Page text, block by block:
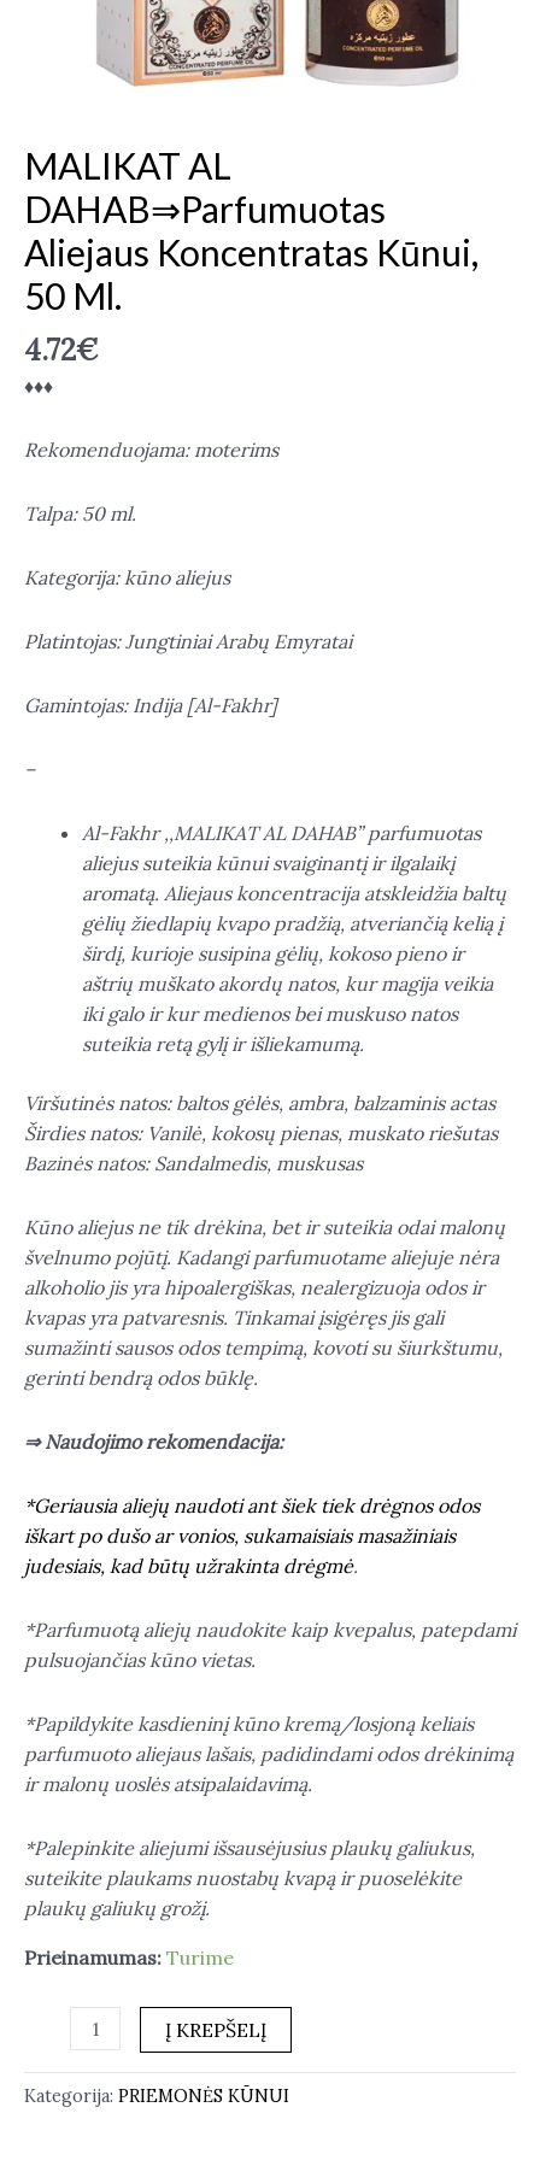
MALIKAT AL
DAHAB⇒Parfumuotas
Aliejaus Koncentratas Kūnui,
50 Ml.
4.72€
♦♦♦
Rekomenduojama: moterims
Talpa: 50 ml.
Kategorija: kūno aliejus
Platintojas: Jungtiniai Arabų Emyratai
Gamintojas: Indija [Al-Fakhr]
–
Al-Fakhr ,,MALIKAT AL DAHAB” parfumuotas
aliejus suteikia kūnui svaiginantį ir ilgalaikį
aromatą. Aliejaus koncentracija atskleidžia baltų
gėlių žiedlapių kvapo pradžią, atveriančią kelią į
širdį, kurioje susipina gėlių, kokoso pieno ir
aštrių muškato akordų natos, kur magija veikia
iki galo ir kur medienos bei muskuso natos
suteikia retą gylį ir išliekamumą.
Viršutinės natos: baltos gėlės, ambra, balzaminis actas
Širdies natos: Vanilė, kokosų pienas, muskato riešutas
Bazinės natos: Sandalmedis, muskusas
Kūno aliejus ne tik drėkina, bet ir suteikia odai malonų
švelnumo pojūtį. Kadangi parfumuotame aliejuje nėra
alkoholio jis yra hipoalergiškas, nealergizuoja odos ir
kvapas yra patvaresnis. Tinkamai įsigėręs jis gali
sumažinti sausos odos tempimą, kovoti su šiurkštumu,
gerinti bendrą odos būklę.
⇒ Naudojimo rekomendacija:
*Geriausia aliejų naudoti ant šiek tiek drėgnos odos
iškart po dušo ar vonios, sukamaisiais masažiniais
judesiais, kad būtų užrakinta drėgmė.
*Parfumuotą aliejų naudokite kaip kvepalus, patepdami
pulsuojančias kūno vietas.
*Papildykite kasdieninį kūno kremą/losjoną keliais
parfumuoto aliejaus lašais, padidindami odos drėkinimą
ir malonų uoslės atsipalaidavimą.
*Palepinkite aliejumi išsausėjusius plaukų galiukus,
suteikite plaukams nuostabų kvapą ir puoselėkite
plaukų galiukų grožį.
Prieinamumas: Turime
Į KREPŠELĮ
Kategorija: PRIEMONĖS KŪNUI